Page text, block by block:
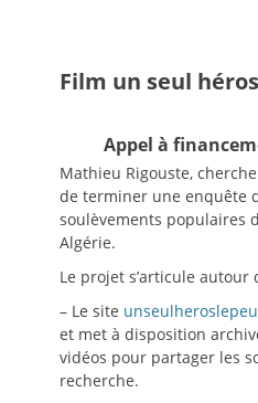
Film un seul
Appel à
Mathieu Rigouste,
de terminer une enquête
soulèvements populaires
Algérie.
Le projet s’articule
– Le site
et met à disposition
vidéos pour partager les
recherche.